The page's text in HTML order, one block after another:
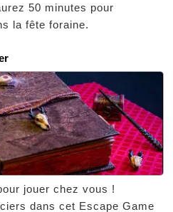
50 minutes pour
la fête foraine.
jouer chez vous !
dans cet Escape Game